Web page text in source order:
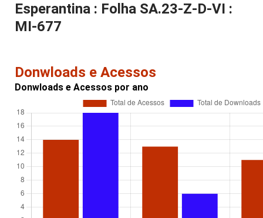
Esperantina : Folha SA.23-Z-D-VI :
MI-677
Donwloads e Acessos
Donwloads e Acessos por ano